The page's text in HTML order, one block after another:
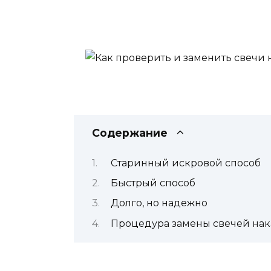
Содержание
Старинный искровой способ
Быстрый способ
Долго, но надежно
Процедура замены свечей